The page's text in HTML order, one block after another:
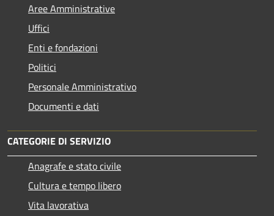
Aree Amministrative
Uffici
Enti e fondazioni
Politici
Personale Amministrativo
Documenti e dati
CATEGORIE DI SERVIZIO
Anagrafe e stato civile
Cultura e tempo libero
Vita lavorativa